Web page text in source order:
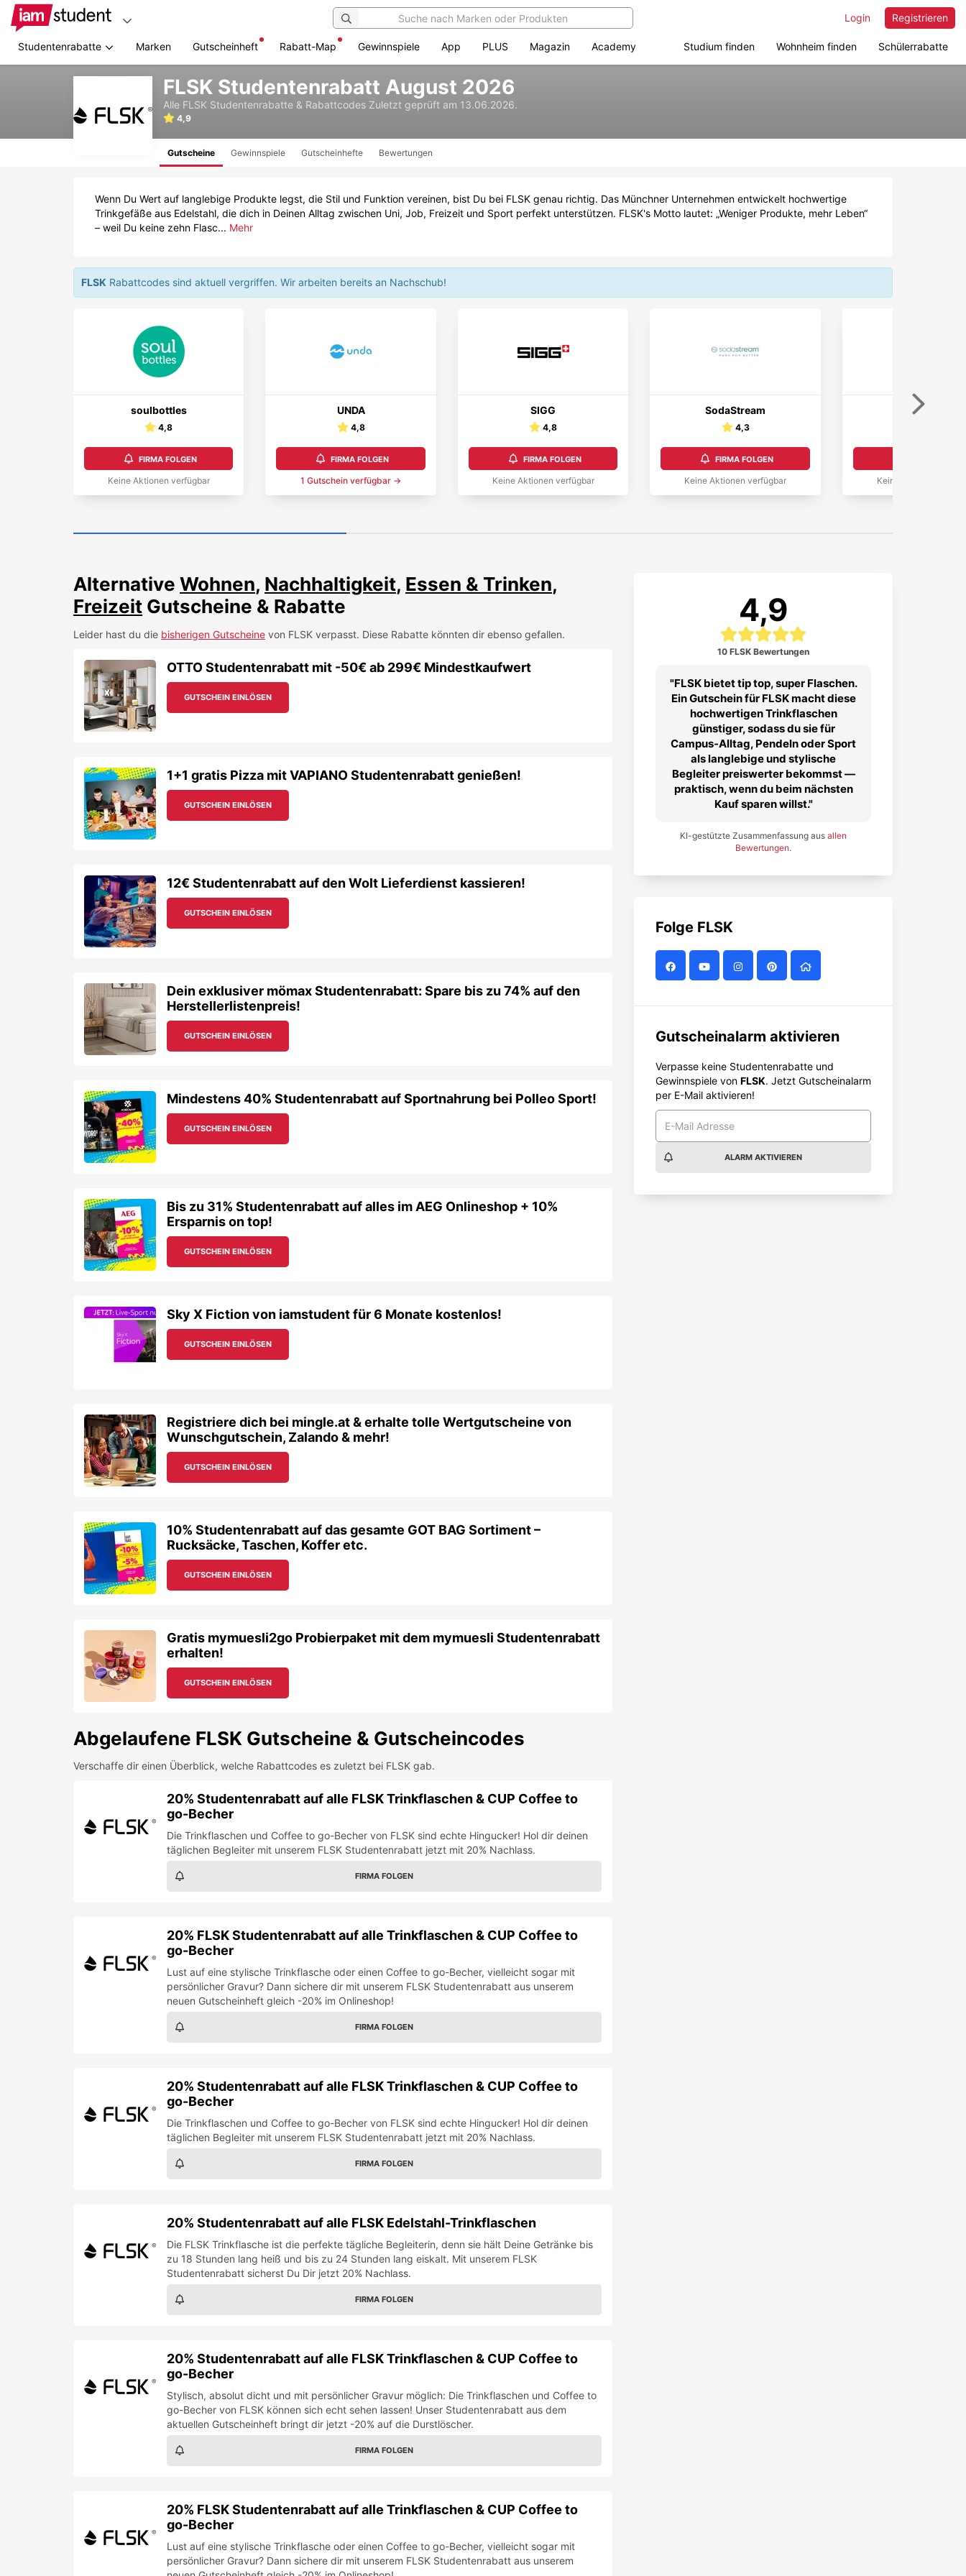
Registrieren
Login
Studentenrabatte Marken Gutscheinheft Rabatt-Map Gewinnspiele App PLUS Magazin Academy Studium finden Wohnheim finden Schülerrabatte
FLSK Studentenrabatt August 2026
Alle FLSK Studentenrabatte & Rabattcodes Zuletzt geprüft am 13.06.2026.
4,9
Gutscheine Gewinnspiele Gutscheinhefte Bewertungen
Wenn Du Wert auf langlebige Produkte legst, die Stil und Funktion vereinen, bist Du bei FLSK genau richtig. Das Münchner Unternehmen entwickelt hochwertige
Trinkgefäße aus Edelstahl, die dich in Deinen Alltag zwischen Uni, Job, Freizeit und Sport perfekt unterstützen. FLSK's Motto lautet: „Weniger Produkte, mehr Leben“
– weil Du keine zehn Flasc... Mehr
FLSK Rabattcodes sind aktuell vergriffen. Wir arbeiten bereits an Nachschub!
soulbottles
4,8
FIRMA FOLGEN
Keine Aktionen verfügbar
UNDA
4,8
FIRMA FOLGEN
1Gutschein verfügbar →
SIGG
4,8
FIRMA FOLGEN
Keine Aktionen verfügbar
SodaStream
4,3
FIRMA FOLGEN
Keine Aktionen verfügbar
Trinklusiv
Keine Aktionen
Alternative Wohnen, Nachhaltigkeit, Essen & Trinken,
Freizeit Gutscheine & Rabatte
Leider hast du die bisherigen Gutscheine von FLSK verpasst. Diese Rabatte könnten dir ebenso gefallen.
OTTO Studentenrabatt mit -50€ ab 299€ Mindestkaufwert
GUTSCHEIN EINLÖSEN
1+1 gratis Pizza mit VAPIANO Studentenrabatt genießen!
GUTSCHEIN EINLÖSEN
12€ Studentenrabatt auf den Wolt Lieferdienst kassieren!
GUTSCHEIN EINLÖSEN
Dein exklusiver mömax Studentenrabatt: Spare bis zu 74% auf den
Herstellerlistenpreis!
GUTSCHEIN EINLÖSEN
Mindestens 40% Studentenrabatt auf Sportnahrung bei Polleo Sport!
GUTSCHEIN EINLÖSEN
Bis zu 31% Studentenrabatt auf alles im AEG Onlineshop + 10%
Ersparnis on top!
GUTSCHEIN EINLÖSEN
Sky X Fiction von iamstudent für 6 Monate kostenlos!
GUTSCHEIN EINLÖSEN
Registriere dich bei mingle.at & erhalte tolle Wertgutscheine von
Wunschgutschein, Zalando & mehr!
GUTSCHEIN EINLÖSEN
10% Studentenrabatt auf das gesamte GOT BAG Sortiment –
Rucksäcke, Taschen, Koffer etc.
GUTSCHEIN EINLÖSEN
Gratis mymuesli2go Probierpaket mit dem mymuesli Studentenrabatt
erhalten!
GUTSCHEIN EINLÖSEN
Abgelaufene FLSK Gutscheine & Gutscheincodes
Verschaffe dir einen Überblick, welche Rabattcodes es zuletzt bei FLSK gab.
20% Studentenrabatt auf alle FLSK Trinkflaschen & CUP Coffee to
go-Becher
Die Trinkflaschen und Coffee to go-Becher von FLSK sind echte Hingucker! Hol dir deinen
täglichen Begleiter mit unserem FLSK Studentenrabatt jetzt mit 20% Nachlass.
FIRMA FOLGEN
20% FLSK Studentenrabatt auf alle Trinkflaschen & CUP Coffee to
go-Becher
Lust auf eine stylische Trinkflasche oder einen Coffee to go-Becher, vielleicht sogar mit
persönlicher Gravur? Dann sichere dir mit unserem FLSK Studentenrabatt aus unserem
neuen Gutscheinheft gleich -20% im Onlineshop!
FIRMA FOLGEN
20% Studentenrabatt auf alle FLSK Trinkflaschen & CUP Coffee to
go-Becher
Die Trinkflaschen und Coffee to go-Becher von FLSK sind echte Hingucker! Hol dir deinen
täglichen Begleiter mit unserem FLSK Studentenrabatt jetzt mit 20% Nachlass.
FIRMA FOLGEN
20% Studentenrabatt auf alle FLSK Edelstahl-Trinkflaschen
Die FLSK Trinkflasche ist die perfekte tägliche Begleiterin, denn sie hält Deine Getränke bis
zu 18 Stunden lang heiß und bis zu 24 Stunden lang eiskalt. Mit unserem FLSK
Studentenrabatt sicherst Du Dir jetzt 20% Nachlass.
FIRMA FOLGEN
20% Studentenrabatt auf alle FLSK Trinkflaschen & CUP Coffee to
go-Becher
Stylisch, absolut dicht und mit persönlicher Gravur möglich: Die Trinkflaschen und Coffee to
go-Becher von FLSK können sich echt sehen lassen! Unser Studentenrabatt aus dem
aktuellen Gutscheinheft bringt dir jetzt -20% auf die Durstlöscher.
FIRMA FOLGEN
20% FLSK Studentenrabatt auf alle Trinkflaschen & CUP Coffee to
go-Becher
Lust auf eine stylische Trinkflasche oder einen Coffee to go-Becher, vielleicht sogar mit
persönlicher Gravur? Dann sichere dir mit unserem FLSK Studentenrabatt aus unserem
4,9
10 FLSK Bewertungen
FLSK bietet tip top, super Flaschen.
Ein Gutschein für FLSK macht diese
hochwertigen Trinkflaschen
günstiger, sodass du sie für
Campus‑Alltag, Pendeln oder Sport
als langlebige und stylische
Begleiter preiswerter bekommst —
praktisch, wenn du beim nächsten
Kauf sparen willst.
KI-gestützte Zusammenfassung aus allen
Bewertungen.
Folge FLSK
Gutscheinalarm aktivieren
Verpasse keine Studentenrabatte und
Gewinnspiele von FLSK. Jetzt Gutscheinalarm
per E-Mail aktivieren!
ALARM AKTIVIEREN